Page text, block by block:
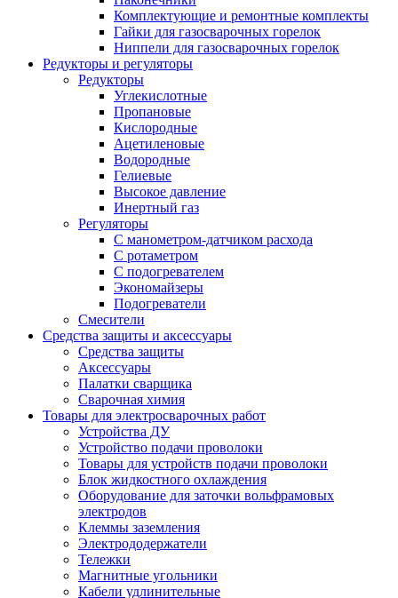
Комплектующие и ремонтные комплекты
Гайки для газосварочных горелок
Ниппели для газосварочных горелок
Редукторы и регуляторы
Редукторы
Углекислотные
Пропановые
Кислородные
Ацетиленовые
Водородные
Гелиевые
Высокое давление
Инертный газ
Регуляторы
С манометром-датчиком расхода
С ротаметром
С подогревателем
Экономайзеры
Подогреватели
Смесители
Средства защиты и аксессуары
Средства защиты
Аксессуары
Палатки сварщика
Сварочная химия
Товары для электросварочных работ
Устройства ДУ
Устройство подачи проволоки
Товары для устройств подачи проволоки
Блок жидкостного охлаждения
Оборудование для заточки вольфрамовых
электродов
Клеммы заземления
Электрододержатели
Тележки
Магнитные угольники
Кабели удлинительные